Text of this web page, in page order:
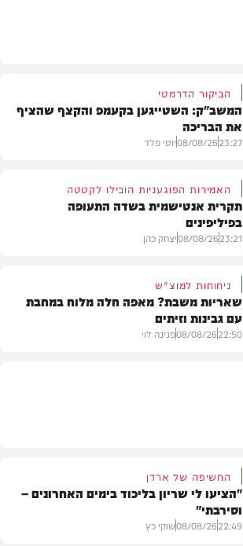
הביקור הדרמטי
המשב"ק: השטייגען בקעמפ והקצף שהציף
את הבריכה
23:27
08/08/26יוסי פלד
האמירות הפוגעניות הובילו לקטטה
תקרית אנטישמית בשדה התעופה
בפיליפינים
23:21
08/08/26יצחק כהן
ניחוחות למוצ"ש
שאריות משבת? מאפה חלה מלוח במחבת
עם גבינות וזיתים
22:50
08/08/26פנינה לוי
החשיפה של ארדן
"הציעו לי שריון בליכוד בימים האחרונים –
וסירבתי"
22:49
08/08/26שוקי כץ